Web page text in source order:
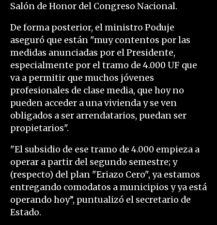
Salón de Honor del Congreso Nacional.
De forma posterior, el ministro Poduje
aseguró que están "muy contentos por las
medidas anunciadas por el Presidente,
especialmente por el tramo de 4.000 UF que
va a permitir que muchos jóvenes
profesionales de clase media, que hoy no
pueden acceder a una vivienda y se ven
obligados a ser arrendatarios, puedan ser
propietarios".
"El subsidio de ese tramo de 4.000 empieza a
operar a partir del segundo semestre; y
(respecto) del plan "Eriazo Cero", ya estamos
entregando comodatos a municipios y ya está
operando hoy”, puntualizó el secretario de
Estado.